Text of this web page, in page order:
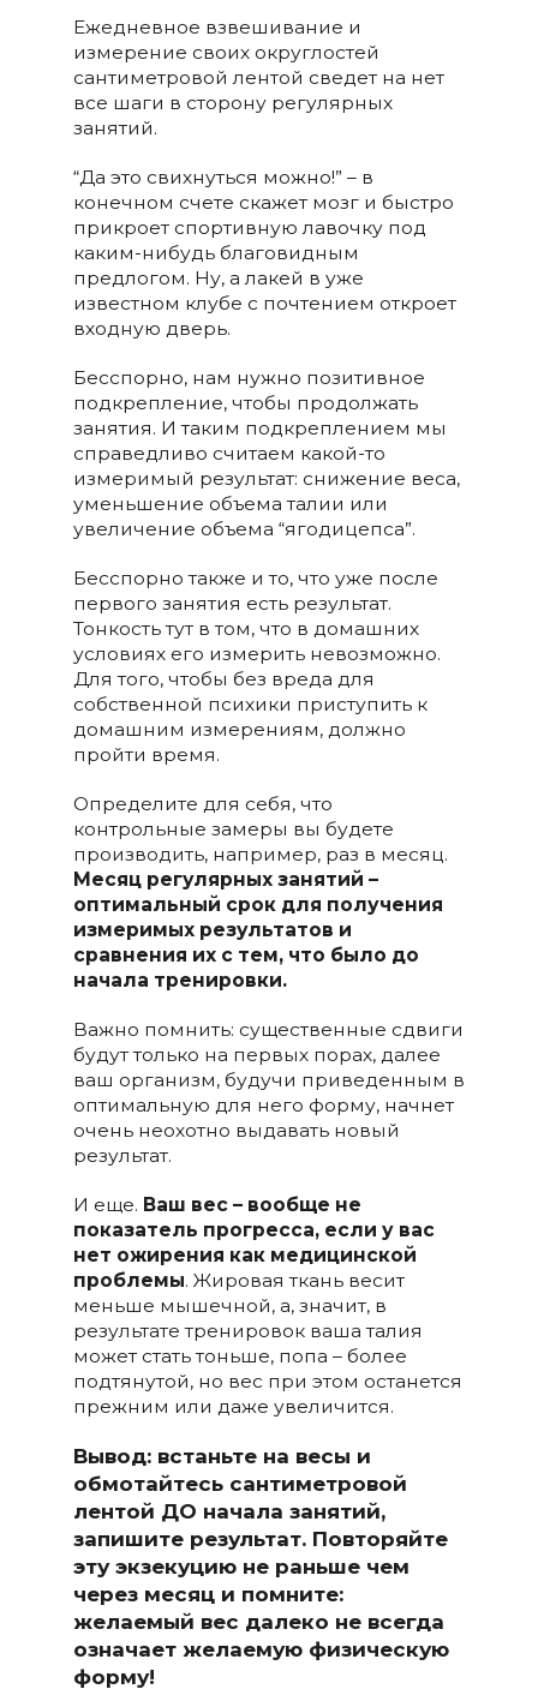
Ежедневное взвешивание и
измерение своих округлостей
сантиметровой лентой сведет на нет
все шаги в сторону регулярных
занятий.
“Да это свихнуться можно!” – в
конечном счете скажет мозг и быстро
прикроет спортивную лавочку под
каким-нибудь благовидным
предлогом. Ну, а лакей в уже
известном клубе с почтением откроет
входную дверь.
Бесспорно, нам нужно позитивное
подкрепление, чтобы продолжать
занятия. И таким подкреплением мы
справедливо считаем какой-то
измеримый результат: снижение веса,
уменьшение объема талии или
увеличение объема “ягодицепса”.
Бесспорно также и то, что уже после
первого занятия есть результат.
Тонкость тут в том, что в домашних
условиях его измерить невозможно.
Для того, чтобы без вреда для
собственной психики приступить к
домашним измерениям, должно
пройти время.
Определите для себя, что
контрольные замеры вы будете
производить, например, раз в месяц.
Месяц регулярных занятий –
оптимальный срок для получения
измеримых результатов и
сравнения их с тем, что было до
начала тренировки.
Важно помнить: существенные сдвиги
будут только на первых порах, далее
ваш организм, будучи приведенным в
оптимальную для него форму, начнет
очень неохотно выдавать новый
результат.
И еще. Ваш вес – вообще не
показатель прогресса, если у вас
нет ожирения как медицинской
проблемы. Жировая ткань весит
меньше мышечной, а, значит, в
результате тренировок ваша талия
может стать тоньше, попа – более
подтянутой, но вес при этом останется
прежним или даже увеличится.
Вывод: встаньте на весы и
обмотайтесь сантиметровой
лентой ДО начала занятий,
запишите результат. Повторяйте
эту экзекуцию не раньше чем
через месяц и помните:
желаемый вес далеко не всегда
означает желаемую физическую
форму!